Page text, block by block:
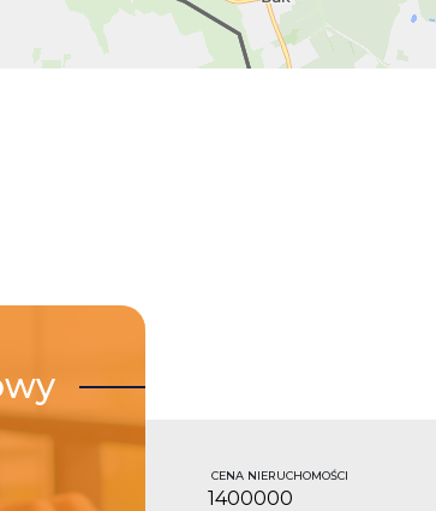
CENA NIERUCHOMOŚCI